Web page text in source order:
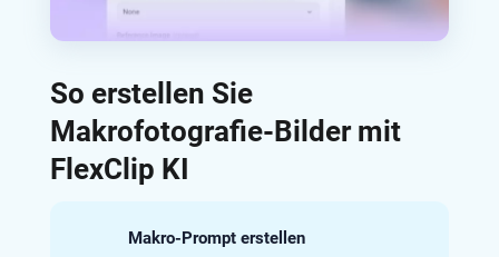
So erstellen Sie
Makrofotografie-Bilder mit
FlexClip KI
Makro-Prompt erstellen